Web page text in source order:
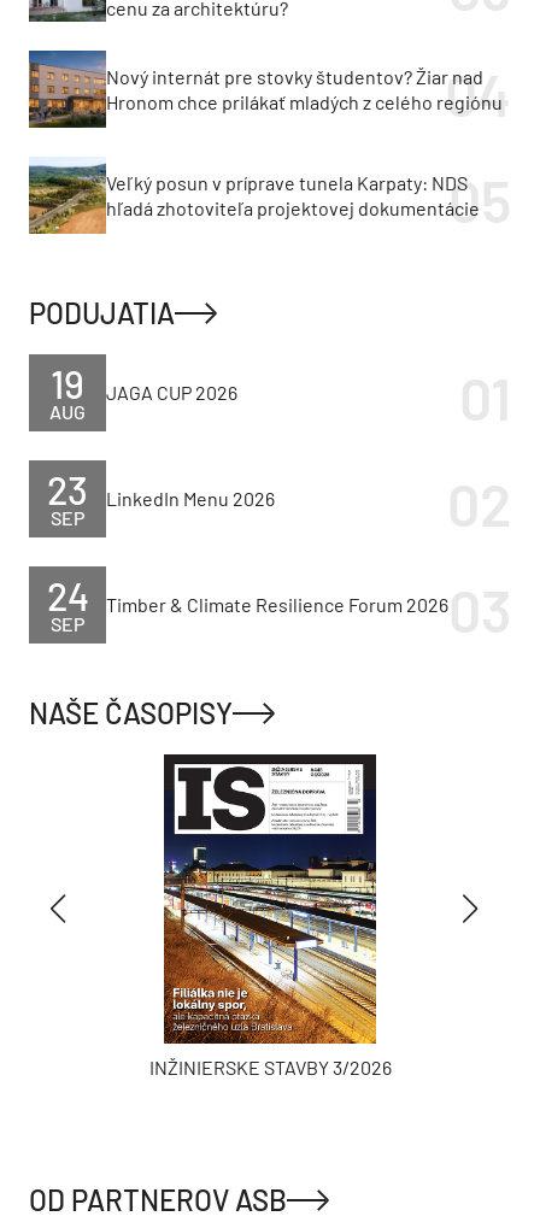
cenu za architektúru?
Nový internát pre stovky študentov? Žiar nad
Hronom chce prilákať mladých z celého regiónu
Veľký posun v príprave tunela Karpaty: NDS
hľadá zhotoviteľa projektovej dokumentácie
PODUJATIA
AUG
19 JAGA CUP 2026
SEP
23 LinkedIn Menu 2026
SEP
24 Timber & Climate Resilience Forum 2026
NAŠE ČASOPISY
INŽINIERSKE STAVBY 3/2026
OD PARTNEROV ASB